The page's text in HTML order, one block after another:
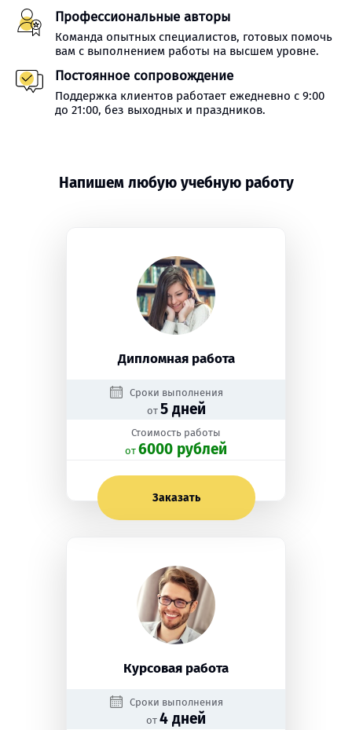
Профессиональные авторы
Команда опытных специалистов, готовых помочь
вам с выполнением работы на высшем уровне.
Постоянное сопровождение
Поддержка клиентов работает ежедневно с 9:00
до 21:00, без выходных и праздников.
Напишем любую учебную работу
Дипломная работа
Сроки выполнения
от 5 дней
Стоимость работы
oт 6000 рублей
Заказать
Курсовая работа
Сроки выполнения
от 4 дней